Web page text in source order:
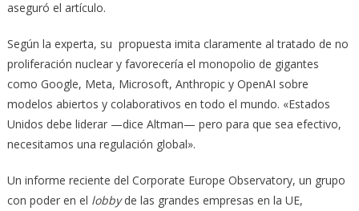
aseguró el artículo.
Según la experta, su propuesta imita claramente al tratado de no
proliferación nuclear y favorecería el monopolio de gigantes
como Google, Meta, Microsoft, Anthropic y OpenAI sobre
modelos abiertos y colaborativos en todo el mundo. «Estados
Unidos debe liderar —dice Altman— pero para que sea efectivo,
necesitamos una regulación global».
Un informe reciente del Corporate Europe Observatory, un grupo
con poder en el lobbyde las grandes empresas en la UE,